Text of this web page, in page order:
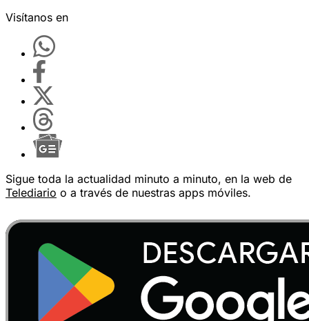
Visítanos en
Sigue toda la actualidad minuto a minuto, en la web de
Telediario o a través de nuestras apps móviles.